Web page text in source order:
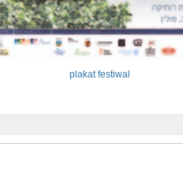
plakat festiwal